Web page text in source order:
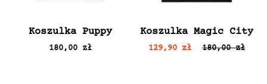
Koszulka Puppy
180,00 zł
Koszulka Magic City
129,90 zł 180,00 zł